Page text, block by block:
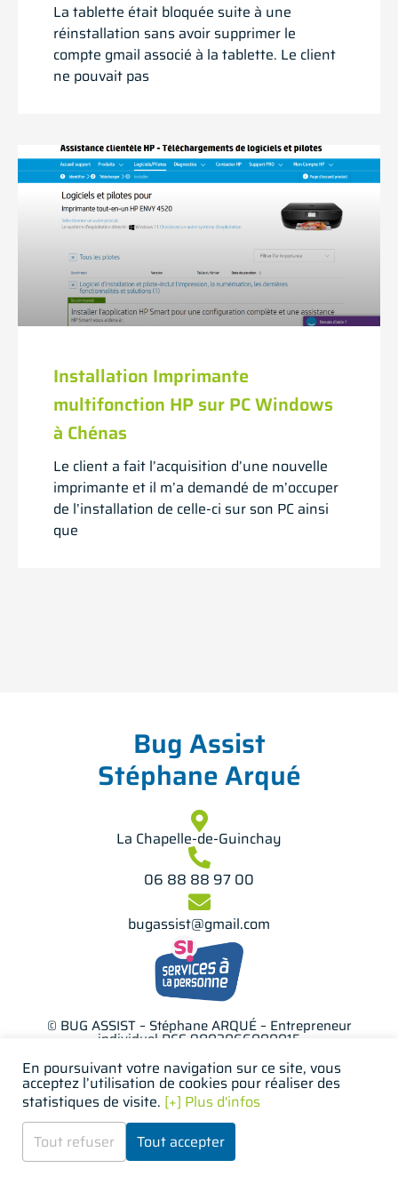
La tablette était bloquée suite à une
réinstallation sans avoir supprimer le
compte gmail associé à la tablette. Le client
ne pouvait pas
Installation Imprimante
multifonction HP sur PC Windows
à Chénas
Le client a fait l’acquisition d’une nouvelle
imprimante et il m’a demandé de m’occuper
de l’installation de celle-ci sur son PC ainsi
que
Bug Assist
Stéphane Arqué
La Chapelle-de-Guinchay
06 88 88 97 00
bugassist@gmail.com
© BUG ASSIST – Stéphane ARQUÉ – Entrepreneur
individuel RCS 9803066000015
Mentions légales
Politique en matière de cookies
Création
PMP CONCEPT
En poursuivant votre navigation sur ce site, vous
acceptez l’utilisation de cookies pour réaliser des
statistiques de visite. [+] Plus d'infos
Tout refuser
Tout accepter